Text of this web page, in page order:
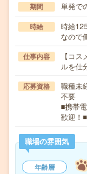
期間 単発で
時給
時給
なので
仕事内容
【コ
ルを仕
応募資格
職種未
不要
■携帯
歓迎！
職場の雰囲気
年齢層